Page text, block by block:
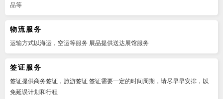
品等
物流服务
运输方式以海运，空运等服务 展品提供送达展馆服务
签证服务
签证提供商务签证，旅游签证 签证需要一定的时间周期，请尽早早安排，以
免延误计划和行程